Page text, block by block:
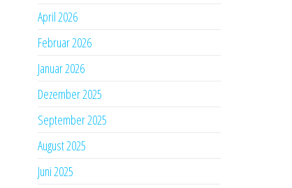
April 2026
Februar 2026
Januar 2026
Dezember 2025
September 2025
August 2025
Juni 2025